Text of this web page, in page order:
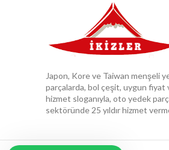
Japon, Kore ve Taiwan menşeli
parçalarda, bol çeşit, uygun fiyat
hizmet sloganıyla, oto yedek
sektöründe 25 yıldır hizmet